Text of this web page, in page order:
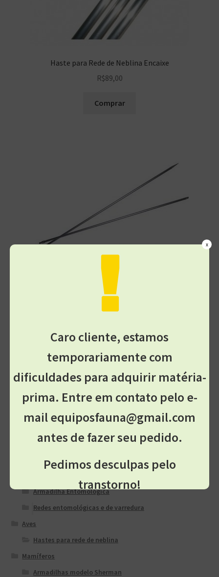
Haste para Rede de Neblina Encaixe
R$89,00
Comprar
Haste para Rede de Neblina Retrátil
R$89,00
equiposfauna@gmail.com
Acessórios
Mochilas
Armadilha Entomológica
Redes entomológicas e de varredura
Aves
Hastes para rede de neblina
Mamíferos
Armadilhas modelo Sherman
x
Caro cliente, estamos
temporariamente com
dificuldades para adquirir matéria-
prima. Entre em contato pelo e-
mail equiposfauna@gmail.com
antes de fazer seu pedido.
Pedimos desculpas pelo
transtorno!